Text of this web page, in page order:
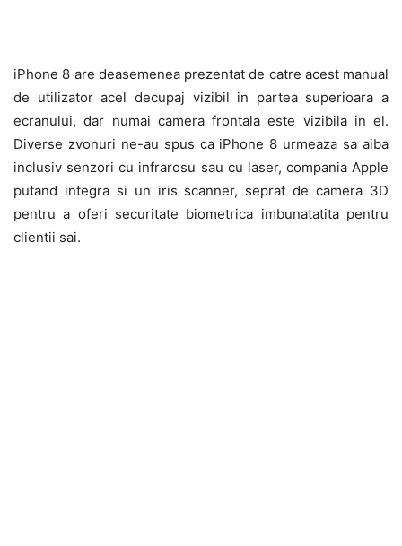
iPhone 8 are deasemenea prezentat de catre acest manual
de utilizator acel decupaj vizibil in partea superioara a
ecranului, dar numai camera frontala este vizibila in el.
Diverse zvonuri ne-au spus ca iPhone 8 urmeaza sa aiba
inclusiv senzori cu infrarosu sau cu laser, compania Apple
putand integra si un iris scanner, seprat de camera 3D
pentru a oferi securitate biometrica imbunatatita pentru
clientii sai.